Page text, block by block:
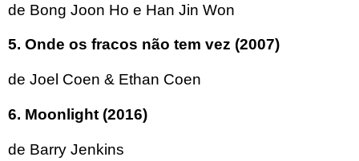
de Bong Joon Ho e Han Jin Won
5. Onde os fracos não tem vez (2007)
de Joel Coen & Ethan Coen
6. Moonlight (2016)
de Barry Jenkins